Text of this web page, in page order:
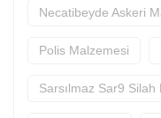
Necatibeyde Askeri
Polis Malzemesi
Sarsılmaz Sar9 Silah